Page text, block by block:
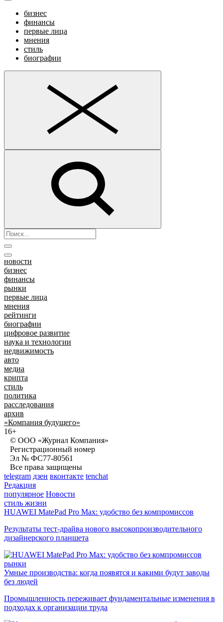
бизнес
финансы
первые лица
мнения
стиль
биографии
новости
бизнес
финансы
рынки
первые лица
мнения
рейтинги
биографии
цифровое развитие
наука и технологии
недвижимость
авто
медиа
крипта
стиль
политика
расследования
архив
«Компания будущего»
16+
© ООО «Журнал Компания»
Регистрационный номер
Эл № ФС77-80561
Все права защищены
telegram дзен вконтакте tenchat
Редакция
популярное Новости
стиль жизни
HUAWEI MatePad Pro Max: удобство без компромиссов
Результаты тест-драйва нового высокопроизводительного
дизайнерского планшета
рынки
Умные производства: когда появятся и какими будут заводы
без людей
Промышленность переживает фундаментальные изменения в
подходах к организации труда